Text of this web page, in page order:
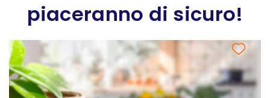
piaceranno di sicuro!